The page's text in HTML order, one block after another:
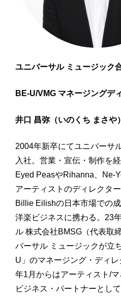
ユニバーサル ミュージック
BE-U/VMG マネージングデ
井口 昌弥（いのくち まさや）
2004年新卒にてユニバーサ
入社。営業・宣伝・制作を
Eyed PeasやRihanna、Ne-
アーティストのディレクタ
Billie Eilishの日本市場での
洋楽ビジネスに携わる。23
ル 株式会社BMSG（代表取
バーサル ミュージックが立
U」のマネージング・ディ
年1月からはアーティスト/
ビジネス・パートナーとし